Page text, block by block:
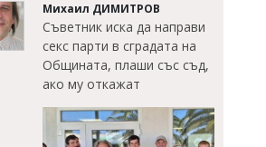
Михаил ДИМИТРОВ
Съветник иска да направи
секс парти в сградата на
Общината, плаши със съд,
ако му откажат